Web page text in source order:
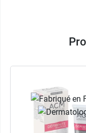
reconnus pour
Découvrez
Enobright
des taches et